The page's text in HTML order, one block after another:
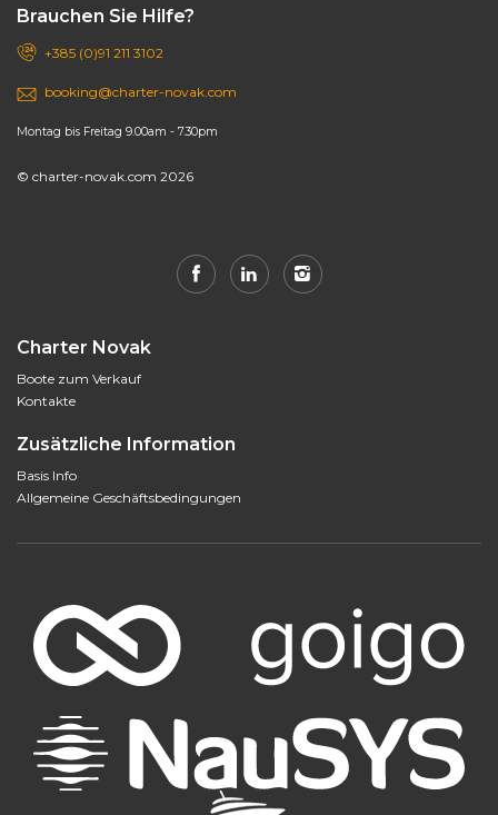
Brauchen Sie Hilfe?
+385 (0)91 211 3102
booking@charter-novak.com
Montag bis Freitag 9.00am - 7.30pm
© charter-novak.com 2026
Charter Novak
Boote zum Verkauf
Kontakte
Zusätzliche Information
Basis Info
Allgemeine Geschäftsbedingungen